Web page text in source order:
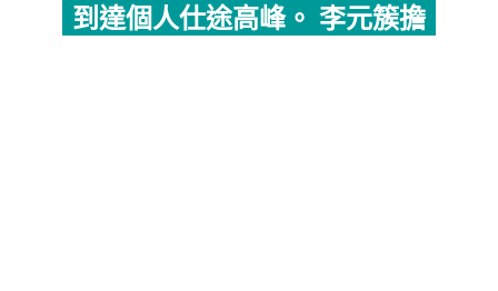
到達個人仕途高峰。 李元簇擔